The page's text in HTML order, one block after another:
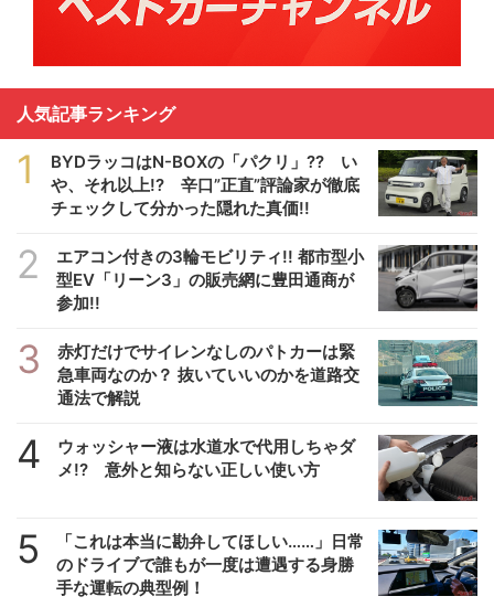
人気記事ランキング
1
BYDラッコはN-BOXの「パクリ」?? い
や、それ以上!? 辛口”正直”評論家が徹底
チェックして分かった隠れた真価!!
2
エアコン付きの3輪モビリティ!! 都市型小
型EV「リーン3」の販売網に豊田通商が
参加!!
3
赤灯だけでサイレンなしのパトカーは緊
急車両なのか？ 抜いていいのかを道路交
通法で解説
4
ウォッシャー液は水道水で代用しちゃダ
メ!? 意外と知らない正しい使い方
5
「これは本当に勘弁してほしい……」日常
のドライブで誰もが一度は遭遇する身勝
手な運転の典型例！